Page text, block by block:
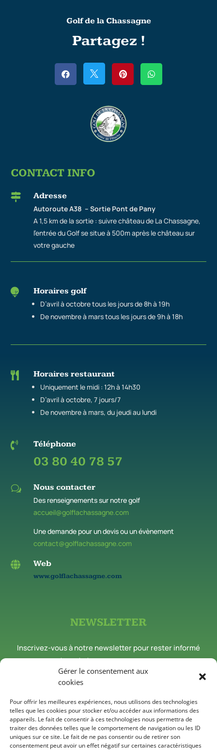
Gérer le consentement aux
cookies
Pour offrir les meilleures expériences, nous utilisons des technologies
telles que les cookies pour stocker et/ou accéder aux informations des
appareils. Le fait de consentir à ces technologies nous permettra de
traiter des données telles que le comportement de navigation ou les ID
uniques sur ce site. Le fait de ne pas consentir ou de retirer son
consentement peut avoir un effet négatif sur certaines caractéristiques
Golf de la Chassagne
Partagez !
   
CONTACT INFO
 Adresse
Autoroute A38 – Sortie Pont de Pany
A 1,5 km de la sortie : suivre château de La Chassagne,
l’entrée du Golf se situe à 500m après le château sur
votre gauche
 Horaires golf
D’avril à octobre tous les jours de 8h à 19h
De novembre à mars tous les jours de 9h à 18h
 Horaires restaurant
Uniquement le midi : 12h à 14h30
D’avril à octobre, 7 jours/7
De novembre à mars, du jeudi au lundi
 Téléphone
03 80 40 78 57
w Nous contacter
Des renseignements sur notre golf
accueil@golflachassagne.com
Une demande pour un devis ou un évènement
contact@golflachassagne.com
 Web
www.golflachassagne.com
NEWSLETTER
Inscrivez-vous à notre newsletter pour rester informé
des nouveautés et événements du Golf de la Chassagne.
Suivez-nous sur les réseaux